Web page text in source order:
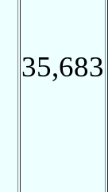
35,683